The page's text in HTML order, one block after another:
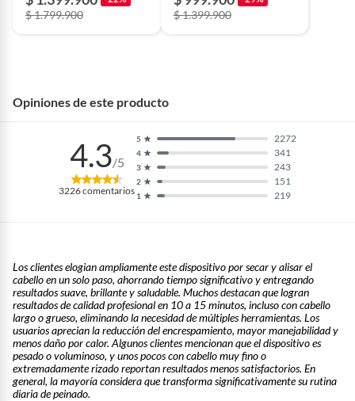
La pantalla en color de alta definición muestra los ajustes de
ráfaga de aire y temperatura para facilitar la consulta
durante el peinado.
proveedor
1600
Número de
3
Plancha | Alisa, Seca,
Riza y Ondula | Color
$ 1.799.900
HD440BK
$ 1.399.900
Opiniones de este producto
4.3/5
3226comentarios 1 219
2 151
3 243
4 341
5 2272
Los clientes elogian ampliamente este dispositivo por secar y alisar el
cabello en un solo paso, ahorrando tiempo significativo y entregando
resultados suave, brillante y saludable. Muchos destacan que logran
resultados de calidad profesional en 10 a 15 minutos, incluso con cabello
largo o grueso, eliminando la necesidad de múltiples herramientas. Los
usuarios aprecian la reducción del encrespamiento, mayor manejabilidad y
menos daño por calor. Algunos clientes mencionan que el dispositivo es
pesado o voluminoso, y unos pocos con cabello muy fino o
extremadamente rizado reportan resultados menos satisfactorios. En
general, la mayoría considera que transforma significativamente su rutina
diaria de peinado.